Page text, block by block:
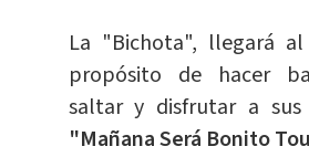
La "Bichota", llegará
propósito de hacer
saltar y disfrutar a
"Mañana Será Bonito